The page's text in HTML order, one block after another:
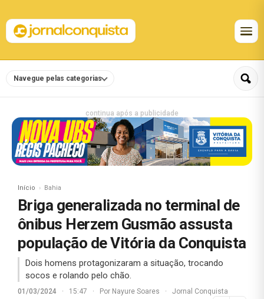
Navegue pelas categorias
continua após a publicidade
Início Bahia
Briga generalizada no terminal de
ônibus Herzem Gusmão assusta
população de Vitória da Conquista
Dois homens protagonizaram a situação, trocando
socos e rolando pelo chão.
01/03/2024 · 15:47 · Por Nayure Soares · Jornal Conquista